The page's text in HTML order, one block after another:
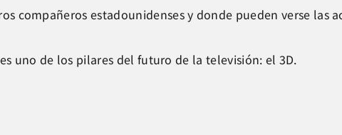
compañeros estadounidenses y donde pueden verse las
uno de los pilares del futuro de la televisión: el 3D.